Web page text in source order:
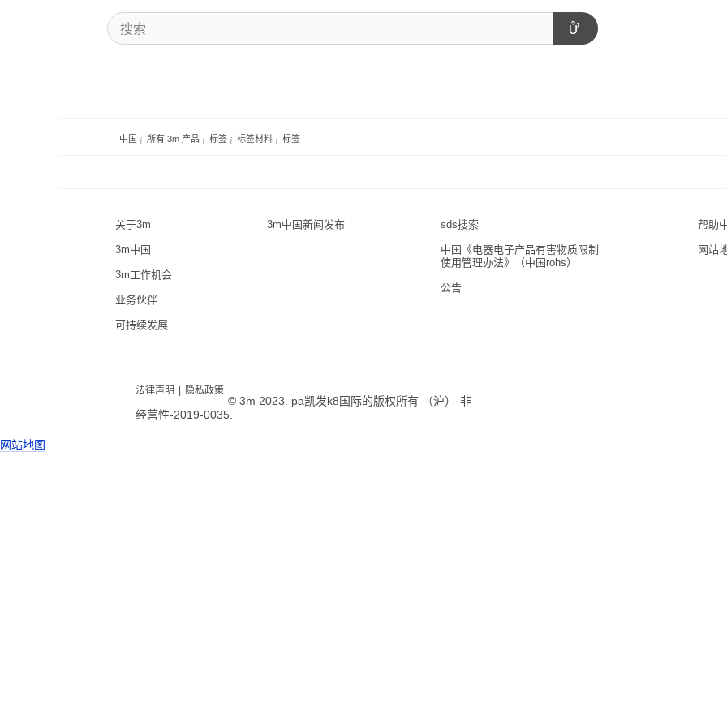
中国 所有 3m 产品 标签 标签材料 标签
关于3m
3m中国
3m工作机会
业务伙伴
可持续发展
3m中国新闻发布 sds搜索
中国《电器电子产品有害物质限制
使用管理办法》（中国rohs）
公告
帮助
网站
法律声明 隐私政策
© 3m 2023. pa凯发k8国际的版权所有 （沪）-非
经营性-2019-0035.
网站地图